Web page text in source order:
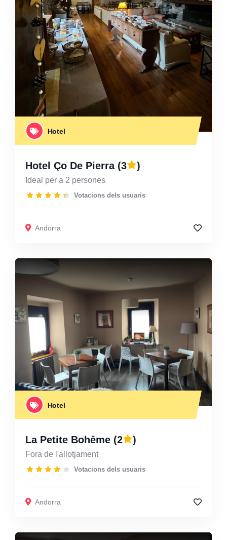
Hotel
Hotel Ço De Pierra(3 )
Ideal per a 2 persones
Votacions dels usuaris
Andorra
Hotel
La Petite Bohême (2 )
Fora de l'allotjament
Votacions dels usuaris
Andorra